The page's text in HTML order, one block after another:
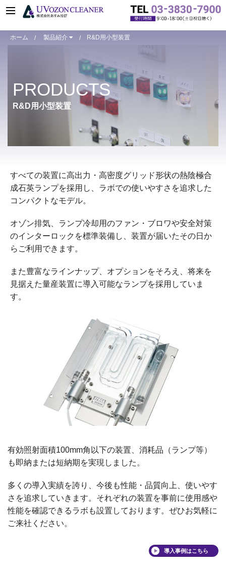
ホーム 製品紹介
ASM401N
ASM401oz
ASM2503N
装置仕様比較表
R&D用小型装置オプション
R&D用小型装置オプション
量産用装置
照射ユニット
エキシマ照射装置
R&D用スキャン式装置
オゾン分解装置
オゾン分解装置
接触角計、ぬれ性評価装置
接触角計/ぬれ性評価装置
R&D用小型装置
PRODUCTS
R&D用小型装置
すべての装置に高出力・高密度グリッド形状の熱陰極合
成石英ランプを採用し、ラボでの使いやすさを追求した
コンパクトなモデル。
オゾン排気、ランプ冷却用のファン・ブロワや安全対策
のインターロックを標準装備し、装置が届いたその日か
らご利用できます。
また豊富なラインナップ、オプションをそろえ、将来を
見据えた量産装置に導入可能なランプを採用していま
す。
有効照射面積100mm角以下の装置、消耗品（ランプ等）
も即納または短納期を実現しました。
多くの導入実績を誇り、今後も性能・品質向上、使いやす
さを追求していきます。それぞれの装置を事前に使用感や
性能を確認できるラボも設置しております。ぜひお気軽に
ご来社ください。
導入事例はこちら